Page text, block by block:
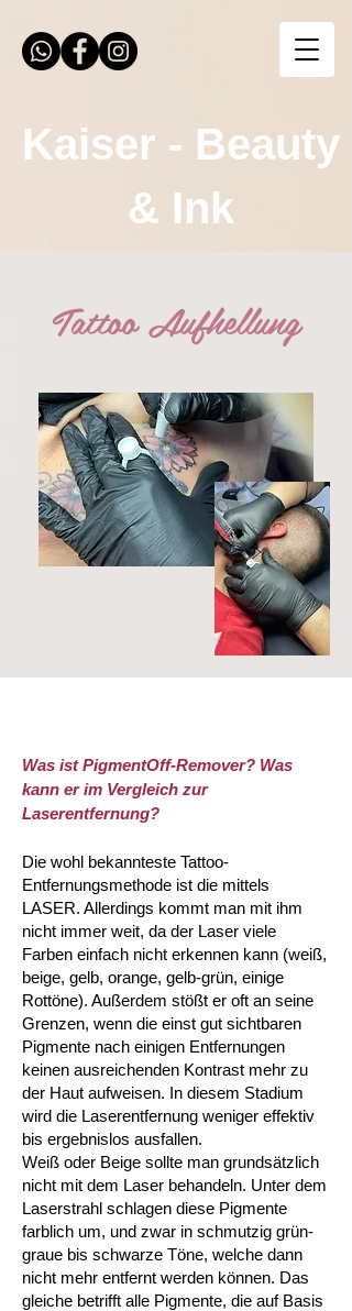
Kaiser - Beauty
& Ink
Tattoo Aufhellung
Was ist PigmentOff-Remover? Was
kann er im Vergleich zur
Laserentfernung?
Die wohl bekannteste Tattoo-
Entfernungsmethode ist die mittels
LASER. Allerdings kommt man mit ihm
nicht immer weit, da der Laser viele
Farben einfach nicht erkennen kann (weiß,
beige, gelb, orange, gelb-grün, einige
Rottöne). Außerdem stößt er oft an seine
Grenzen, wenn die einst gut sichtbaren
Pigmente nach einigen Entfernungen
keinen ausreichenden Kontrast mehr zu
der Haut aufweisen. In diesem Stadium
wird die Laserentfernung weniger effektiv
bis ergebnislos ausfallen.
Weiß oder Beige sollte man grundsätzlich
nicht mit dem Laser behandeln. Unter dem
Laserstrahl schlagen diese Pigmente
farblich um, und zwar in schmutzig grün-
graue bis schwarze Töne, welche dann
nicht mehr entfernt werden können. Das
gleiche betrifft alle Pigmente, die auf Basis